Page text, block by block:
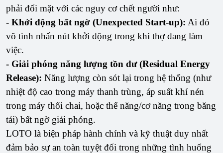
phải đối mặt với các nguy cơ chết người như:
- Khởi động bất ngờ (Unexpected Start-up): Ai đó
vô tình nhấn nút khởi động trong khi thợ đang làm
việc.
- Giải phóng năng lượng tồn dư (Residual Energy
Release): Năng lượng còn sót lại trong hệ thống (như
nhiệt độ cao trong máy thanh trùng, áp suất khí nén
trong máy thổi chai, hoặc thế năng/cơ năng trong băng
tải) bất ngờ giải phóng.
LOTO là biện pháp hành chính và kỹ thuật duy nhất
đảm bảo sự an toàn tuyệt đối trong những tình huống